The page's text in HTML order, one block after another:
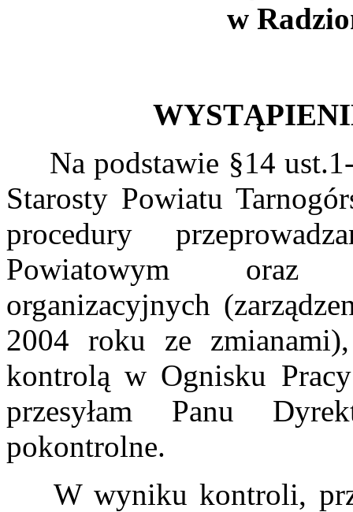
w
Na podstawie §14 ust.1-
Starosty Powiatu
procedury
Powiatowym oraz
organizacyjnych
2004 roku ze
kontrolą w Ognisku
przesyłam Panu
pokontrolne.
W wyniku kontroli,